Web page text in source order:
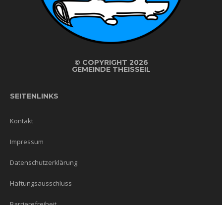
© COPYRIGHT 2026
GEMEINDE THEISSEIL
SEITENLINKS
Kontakt
Impressum
Datenschutzerklärung
Haftungsausschluss